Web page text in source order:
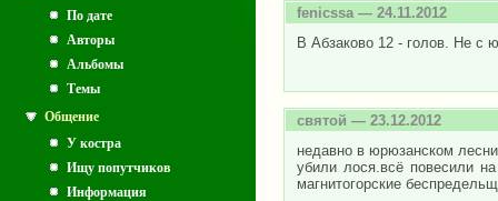
По дате
Авторы
Альбомы
Темы
Общение
У костра
Ищу попутчиков
Информация
fenicssa— 24.11.2012
В Абзаково 12 - голов. Не с
святой — 23.12.2012
недавно в юрюзанском
убили лося.всё повесили
магнитогорские